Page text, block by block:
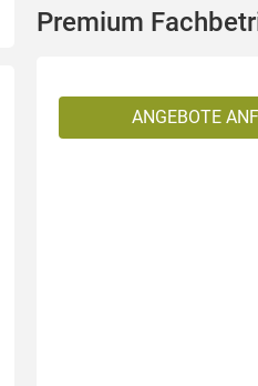
Premium
ANGEBOTE